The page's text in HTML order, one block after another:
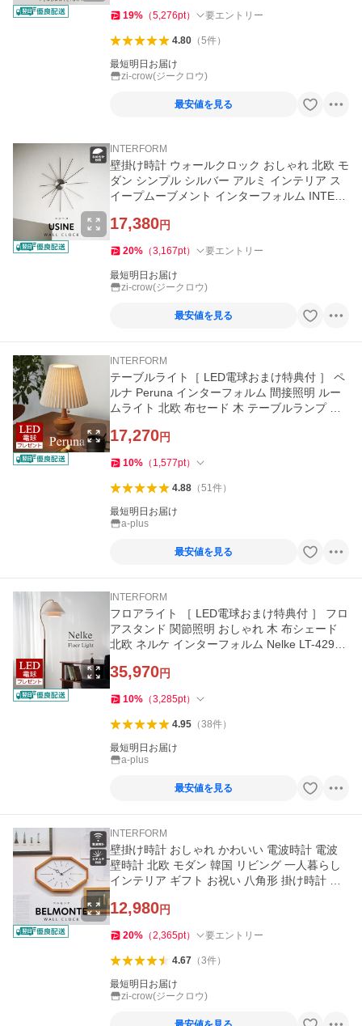
19% （5,276pt） 要エントリー
4.80（5件）
最短明日お届け
zi-crow(ジークロウ)
最安値を見る
INTERFORM
壁掛け時計 ウォールクロック おしゃれ 北欧 モ
ダン シンプル シルバー アルミ インテリア ス
イープムーブメント インターフォルム INTER
17,380円
20% （3,167pt） 要エントリー
最短明日お届け
zi-crow(ジークロウ)
最安値を見る
INTERFORM
テーブルライト［ LED電球おまけ特典付 ］ ペ
ルナ Peruna インターフォルム 間接照明 ルー
ムライト 北欧 布セード 木 テーブルランプ 寝
17,270円
10% （ 1,577pt）
4.88（51件）
最短明日お届け
a-plus
最安値を見る
INTERFORM
フロアライト ［ LED電球おまけ特典付 ］ フロ
アスタンド 関節照明 おしゃれ 木 布シェード
北欧 ネルケ インターフォルム Nelke LT-4291
35,970円
10% （3,285pt）
4.95（38件）
最短明日お届け
a-plus
最安値を見る
INTERFORM
壁掛け時計 おしゃれ かわいい 電波時計 電波
壁時計 北欧 モダン 韓国 リビング 一人暮らし
インテリア ギフト お祝い 八角形 掛け時計 ベ
12,980円
20% （2,365pt） 要エントリー
4.67（3件）
最短明日お届け
zi-crow(ジークロウ)